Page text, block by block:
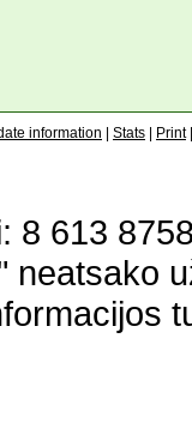
information Stats Print
8 613
neatsako